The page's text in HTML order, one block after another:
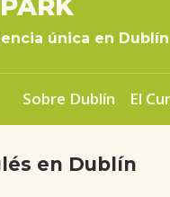
única en Dublín
Sobre Dublín El
en Dublín